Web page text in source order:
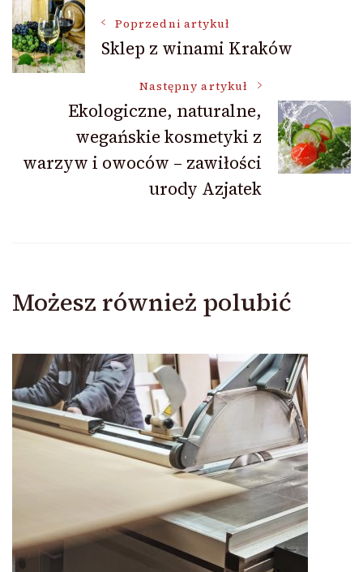
Nawigacja
wpisu
Poprzedni artykuł
Sklep z winami Kraków
Następny artykuł
Ekologiczne, naturalne,
wegańskie kosmetyki z
warzyw i owoców – zawiłości
urody Azjatek
Możesz również polubić